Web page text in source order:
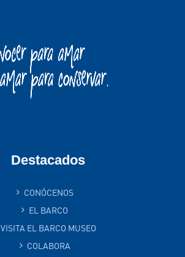
Destacados
CONÓCENOS
EL BARCO
VISITA EL BARCO MUSEO
COLABORA